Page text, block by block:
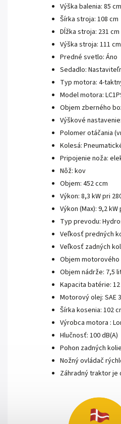
Výška balenia: 85 cm
Šírka stroja: 108 cm
Dĺžka stroja: 231 cm
Výška stroja: 111 cm
Predné svetlo: Áno
Sedadlo:
Typ motora: 4-
Model motora:
Objem zberného
Výškové
Polomer otáčania
Kolesá:
Pripojenie noža:
Nôž: kov
Objem: 452 ccm
Výkon: 8,3 kW pri
Výkon (Max): 9,2
Typ prevodu:
Veľkosť predných
Veľkosť zadných
Objem motorového
Objem nádrže: 7,5
Kapacita batérie: 12
Motorový olej: SAE
Šírka kosenia: 102
Výrobca motora :
Hlučnosť: 100 dB(A)
Pohon zadných
Nožný ovládač
Záhradný traktor je